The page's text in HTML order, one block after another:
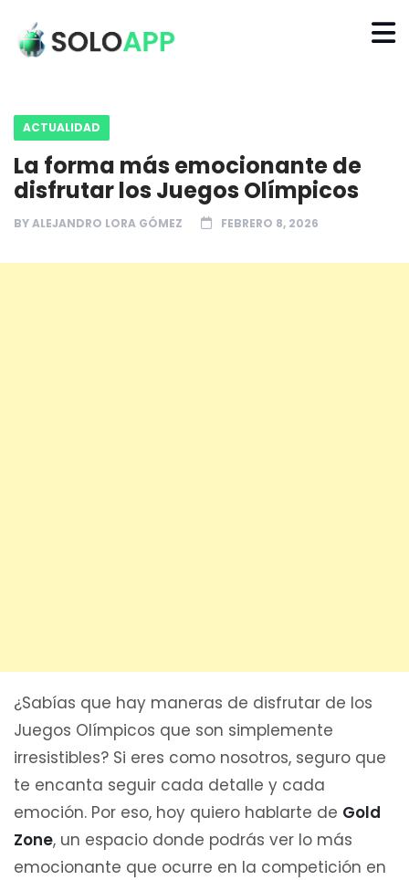
ACTUALIDAD
La forma más emocionante de
disfrutar los Juegos Olímpicos
BYALEJANDRO LORA GÓMEZ FEBRERO 8, 2026
¿Sabías que hay maneras de disfrutar de los
Juegos Olímpicos que son simplemente
irresistibles? Si eres como nosotros, seguro que
te encanta seguir cada detalle y cada
emoción. Por eso, hoy quiero hablarte de Gold
Zone, un espacio donde podrás ver lo más
emocionante que ocurre en la competición en